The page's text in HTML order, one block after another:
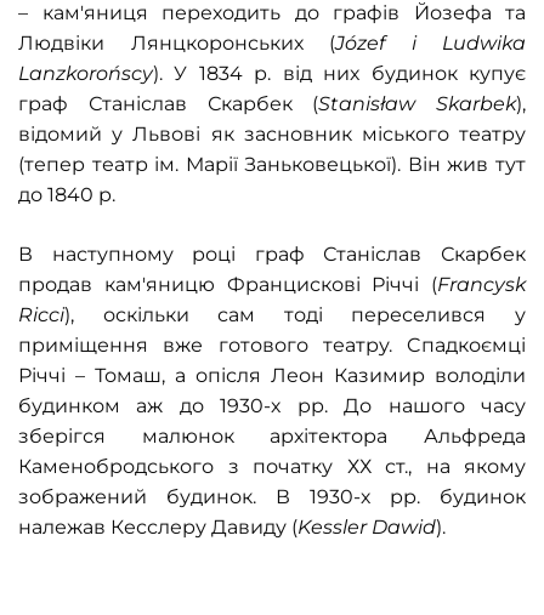
– кам'яниця переходить до графів Йозефа та
Людвіки Лянцкоронських (Józef i Ludwika
Lanzkorońscy). У 1834 р. від них будинок купує
граф Станіслав Скарбек (Stanisław Skarbek),
відомий у Львові як засновник міського театру
(тепер театр ім. Марії Заньковецької). Він жив тут
до 1840 р.
В наступному році граф Станіслав Скарбек
продав кам'яницю Францискові Річчі (Francysk
Ricci), оскільки сам тоді переселився у
приміщення вже готового театру. Cпадкоємці
Річчі – Томаш, а опісля Леон Казимир володіли
будинком аж до 1930-х рр. До нашого часу
зберігся малюнок архітектора Альфреда
Каменобродського з початку ХХ ст., на якому
зображений будинок. В 1930-х рр. будинок
належав Кесслеру Давиду (Kessler Dawid).